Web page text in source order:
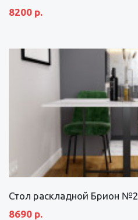
8200 р.
Стол раскладной Брион №2
8690 р.